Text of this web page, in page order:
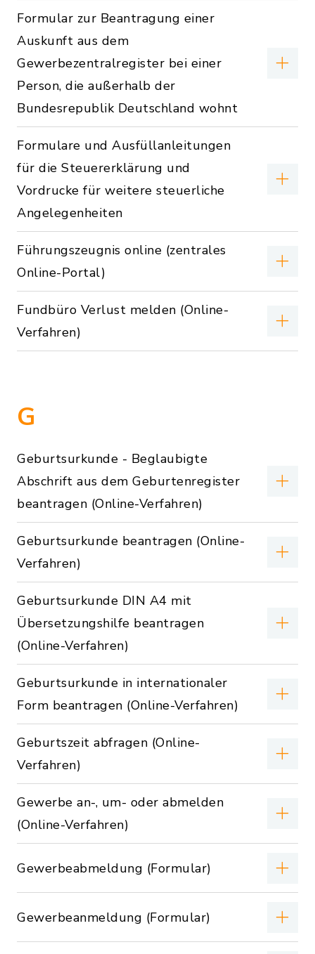
Formular zur Beantragung einer
Auskunft aus dem
Gewerbezentralregister bei einer
Person, die außerhalb der
Bundesrepublik Deutschland wohnt
Formulare und Ausfüllanleitungen
für die Steuererklärung und
Vordrucke für weitere steuerliche
Angelegenheiten
Führungszeugnis online (zentrales
Online-Portal)
Fundbüro Verlust melden (Online-
Verfahren)
G
Geburtsurkunde - Beglaubigte
Abschrift aus dem Geburtenregister
beantragen (Online-Verfahren)
Geburtsurkunde beantragen (Online-
Verfahren)
Geburtsurkunde DIN A4 mit
Übersetzungshilfe beantragen
(Online-Verfahren)
Geburtsurkunde in internationaler
Form beantragen (Online-Verfahren)
Geburtszeit abfragen (Online-
Verfahren)
Gewerbe an-, um- oder abmelden
(Online-Verfahren)
Gewerbeabmeldung (Formular)
Gewerbeanmeldung (Formular)